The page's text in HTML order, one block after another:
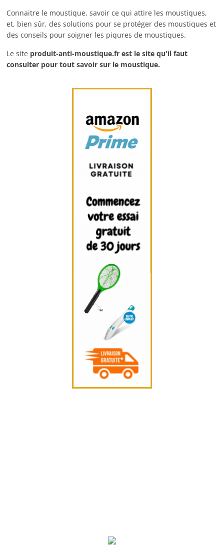
Connaitre le moustique, savoir ce qui attire les moustiques,
et, bien sûr, des solutions pour se protéger des moustiques et
des conseils pour soigner les piqures de moustiques.
Le site produit-anti-moustique.fr est le site qu'il faut
consulter pour tout savoir sur le moustique.